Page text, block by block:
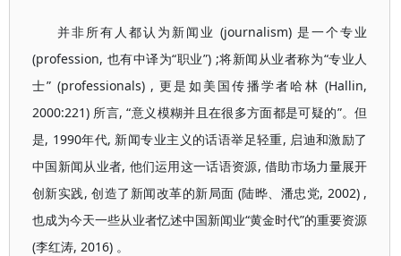
并非所有人都认为新闻业 (journalism) 是一个专业
(profession, 也有中译为“职业”) ;将新闻从业者称为“专业人
士” (professionals) , 更是如美国传播学者哈林 (Hallin,
2000:221) 所言, “意义模糊并且在很多方面都是可疑的”。但
是, 1990年代, 新闻专业主义的话语举足轻重, 启迪和激励了
中国新闻从业者, 他们运用这一话语资源, 借助市场力量展开
创新实践, 创造了新闻改革的新局面 (陆晔、潘忠党, 2002) ,
也成为今天一些从业者忆述中国新闻业“黄金时代”的重要资源
(李红涛, 2016) 。